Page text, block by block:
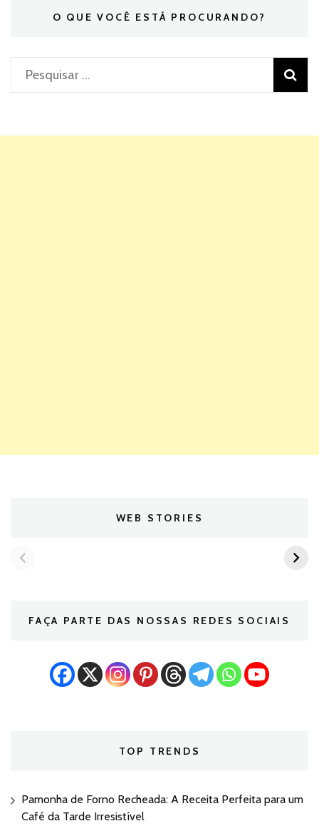
O QUE VOCÊ ESTÁ PROCURANDO?
Pesquisar
por:
WEB STORIES
FAÇA PARTE DAS NOSSAS REDES SOCIAIS
TOP TRENDS
Pamonha de Forno Recheada: A Receita Perfeita para um
Café da Tarde Irresistível